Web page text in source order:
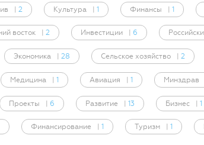
| 2 Культура | 1 Финансы | 1
восток 2 Инвестиции 6
Экономика 28 Сельское хозяйство 2
Медицина 1 Авиация 1 Минздрав
Проекты | 6 Развитие | 13 Бизнес | 1
Финансирование 1 Туризм 1